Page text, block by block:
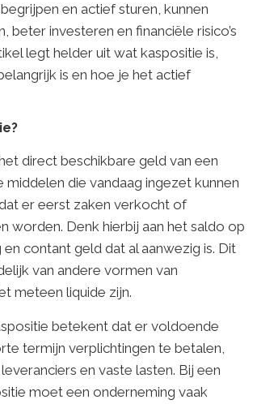
en actief sturen, kunnen
beter investeren en financiële risico’s
legt helder uit wat kaspositie is,
is en hoe je het actief
direct beschikbare geld van een
middelen die vandaag ingezet kunnen
er eerst zaken verkocht of
worden. Denk hierbij aan het saldo op
contant geld dat al aanwezig is. Dit
van andere vormen van
meteen liquide zijn.
betekent dat er voldoende
termijn verplichtingen te betalen,
en vaste lasten. Bij een
moet een onderneming vaak